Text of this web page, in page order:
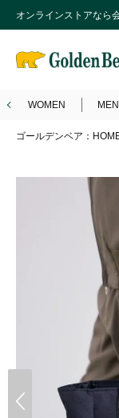
オンラインストアなら
WOMEN MEN
ゴールデンベア：